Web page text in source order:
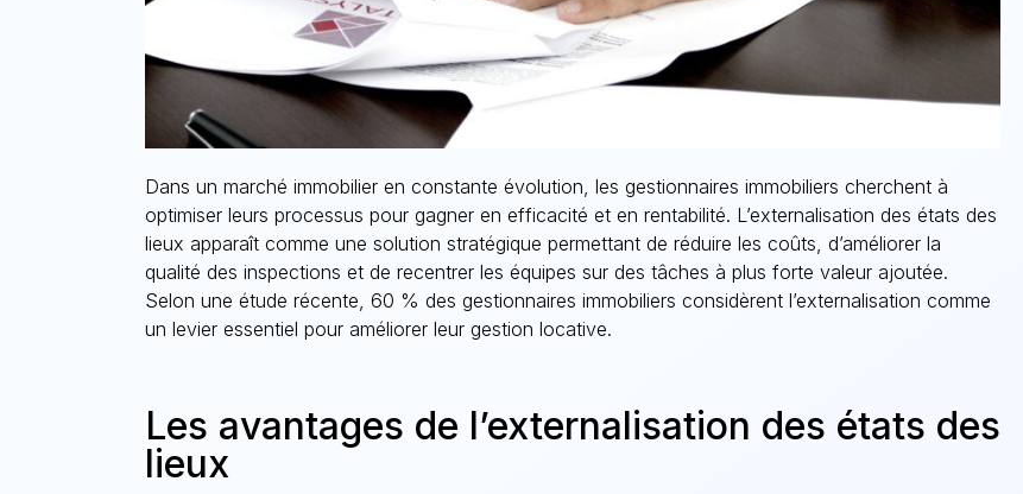
Dans un marché immobilier en constante évolution, les gestionnaires immobiliers cherchent à
optimiser leurs processus pour gagner en efficacité et en rentabilité. L’externalisation des états des
lieux apparaît comme une solution stratégique permettant de réduire les coûts, d’améliorer la
qualité des inspections et de recentrer les équipes sur des tâches à plus forte valeur ajoutée.
Selon une étude récente, 60 % des gestionnaires immobiliers considèrent l’externalisation comme
un levier essentiel pour améliorer leur gestion locative.
Les avantages de l’externalisation des états des
lieux